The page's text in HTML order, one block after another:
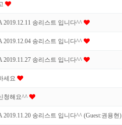
2019.12.11 송리스트 입니다^^
2019.12.04 송리스트 입니다^^
2019.11.27 송리스트 입니다^^
세요
청해요^^
2019.11.20 송리스트 입니다^^ (Guest:권용현)